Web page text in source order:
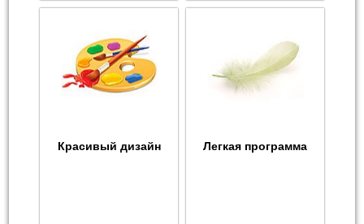
Красивый дизайн Легкая программа